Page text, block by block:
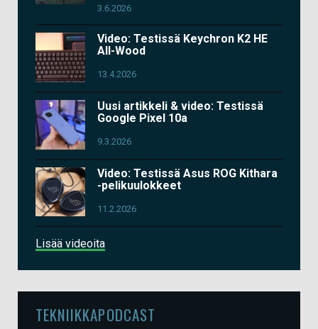
3.6.2026
Video: Testissä Keychron K2 HE
All-Wood
13.4.2026
Uusi artikkeli & video: Testissä
Google Pixel 10a
9.3.2026
Video: Testissä Asus ROG Kithara
-pelikuulokkeet
11.2.2026
Lisää videoita
TEKNIIKKAPODCAST